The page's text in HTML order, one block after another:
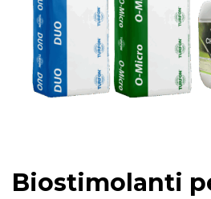
Biostimolanti